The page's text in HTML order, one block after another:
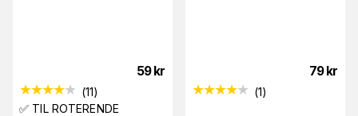
59 kr
(11)
✅ TIL ROTERENDE
79 kr
(1)